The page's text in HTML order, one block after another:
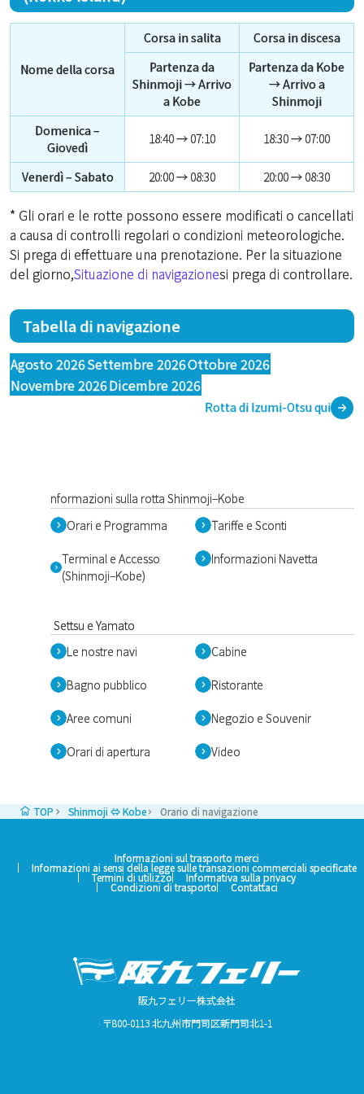
Nome della corsa
Corsa in salita
Corsa in discesa
Partenza da
Shinmoji → Arrivo
a Kobe
Partenza da Kobe
→ Arrivo a
Shinmoji
Domenica –
Giovedì
18:40 → 07:10 18:30 → 07:00
Venerdì – Sabato 20:00 → 08:30 20:00 → 08:30
* Gli orari e le rotte possono essere modificati o cancellati
a causa di controlli regolari o condizioni meteorologiche.
Si prega di effettuare una prenotazione. Per la situazione
del giorno,Situazione di navigazionesi prega di controllare.
Tabella di navigazione
Agosto 2026Settembre 2026Ottobre 2026
Novembre 2026Dicembre 2026
Rotta di Izumi-Otsu qui
nformazioni sulla rotta Shinmoji–Kobe
Orari e Programma
Tariffe e Sconti
Terminal e Accesso
(Shinmoji–Kobe)
Informazioni Navetta
Settsu e Yamato
Le nostre navi
Cabine
Bagno pubblico Ristorante
Aree comuni Negozio e Souvenir
Orari di apertura Video
TOP Shinmoji ⇔ Kobe Orario di navigazione
Informazioni sul trasporto merci
Informazioni ai sensi della legge sulle transazioni commerciali specificate
Termini di utilizzo Informativa sulla privacy
Condizioni di trasporto Contattaci
阪九フェリー株式会社
〒800-0113 北九州市門司区新門司北1-1